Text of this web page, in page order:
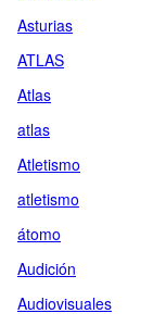
Asturias
ATLAS
Atlas
atlas
Atletismo
atletismo
átomo
Audición
Audiovisuales